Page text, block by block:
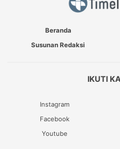
Beranda
Susunan Redaksi
IKUTI
Instagram
Facebook
Youtube